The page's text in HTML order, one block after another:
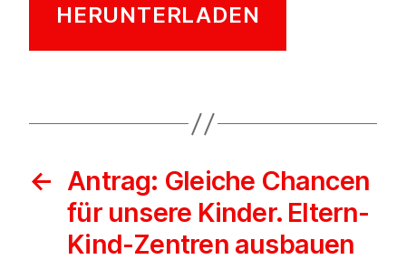
HERUNTERLADEN
← Antrag: Gleiche Chancen
für unsere Kinder. Eltern-
Kind-Zentren ausbauen